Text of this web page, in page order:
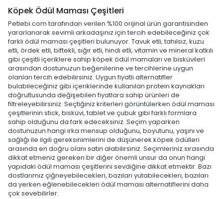
Köpek Ödül Maması Çeşitleri
Petlebi.com tarafından verilen %100 orijinal ürün garantisinden
yararlanarak sevimli arkadaşınız için tercih edebileceğiniz çok
farklı ödül maması çeşitleri bulunuyor. Tavuk etli, tahılsız, kuzu
etli, ördek etli, biftekli, sığır etli, hindi etli, vitamin ve mineral katkılı
gibi çeşitli içeriklere sahip köpek ödül mamaları ve bisküvileri
arasından dostunuzun beğenilerine ve tercihlerine uygun
olanları tercih edebilirsiniz. Uygun fiyatlı alternatifler
bulabileceğiniz gibi içeriklerinde kullanılan protein kaynakları
doğrultusunda değişebilen fiyatlara sahip ürünleri de
filtreleyebilirsiniz. Seçtiğiniz kriterleri görüntülerken ödül maması
çeşitlerinin stick, bisküvi, tablet ve çubuk gibi farklı formlara
sahip olduğunu da fark edeceksiniz. Seçim yaparken
dostunuzun hangi ırka mensup olduğunu, boyutunu, yaşını ve
sağlığı ile ilgili gereksinimlerini de düşünerek köpek ödülleri
arasında en doğru olanı satın alabilirsiniz. Seçimleriniz sırasında
dikkat etmeniz gereken bir diğer önemli unsur da onun hangi
yapıdaki ödül maması çeşitlerini sevdiğine dikkat etmektir. Bazı
dostlarımız çiğneyebilecekleri, bazıları yutabilecekleri, bazıları
da yerken eğlenebilecekleri ödül maması alternatiflerini daha
çok sevebilirler.